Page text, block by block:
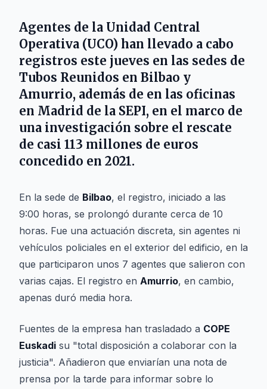
Agentes de la Unidad Central
Operativa (UCO) han llevado a cabo
registros este jueves en las sedes de
Tubos Reunidos en Bilbao y
Amurrio, además de en las oficinas
en Madrid de la SEPI, en el marco de
una investigación sobre el rescate
de casi 113 millones de euros
concedido en 2021.
En la sede de Bilbao, el registro, iniciado a las
9:00 horas, se prolongó durante cerca de 10
horas. Fue una actuación discreta, sin agentes ni
vehículos policiales en el exterior del edificio, en la
que participaron unos 7 agentes que salieron con
varias cajas. El registro en Amurrio, en cambio,
apenas duró media hora.
Fuentes de la empresa han trasladado a COPE
Euskadi su "total disposición a colaborar con la
justicia". Añadieron que enviarían una nota de
prensa por la tarde para informar sobre lo